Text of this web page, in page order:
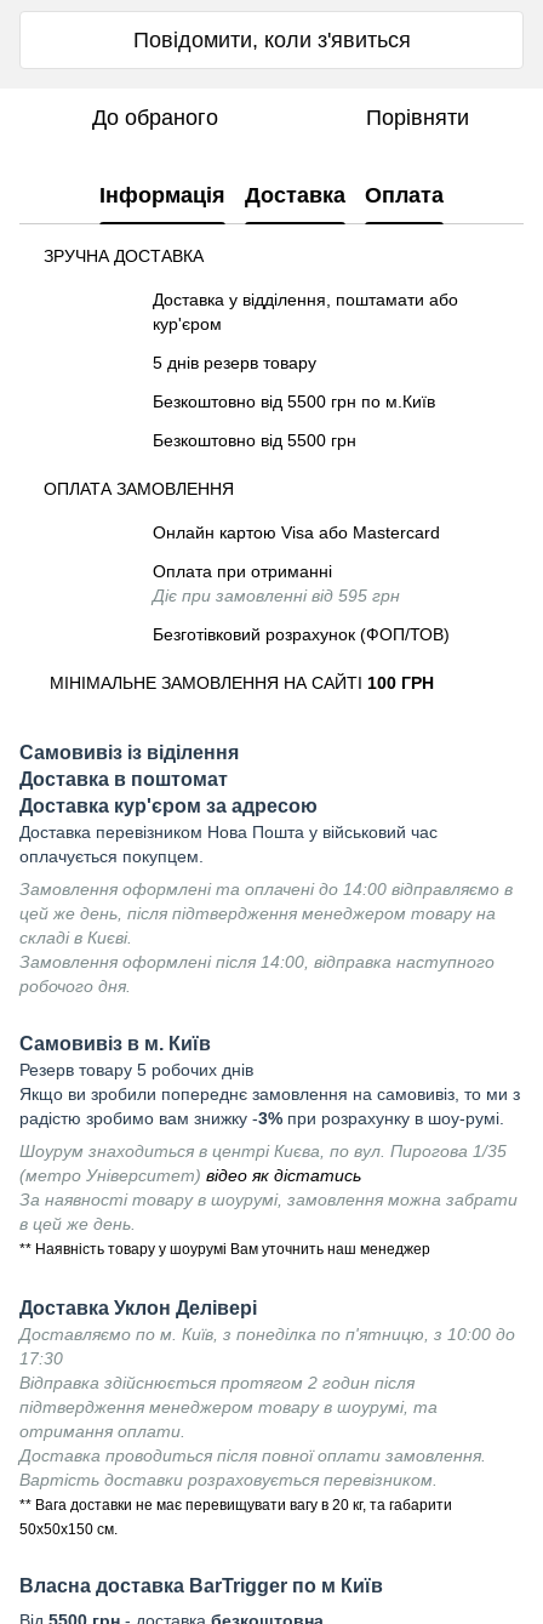
Повідомити, коли з'явиться
До обраного Порівняти
Інформація Доставка Оплата
ЗРУЧНА ДОСТАВКА
Доставка у відділення, поштамати або
кур'єром
5 днів резерв товару
Безкоштовно від 5500 грн по м.Київ
Безкоштовно від 5500 грн
ОПЛАТА ЗАМОВЛЕННЯ
Онлайн картою Visa або Mastercard
Оплата при отриманні
Діє при замовленні від 595 грн
Безготівковий розрахунок (ФОП/ТОВ)
МІНІМАЛЬНЕ ЗАМОВЛЕННЯ НА САЙТІ 100 ГРН
Самовивіз із віділення
Доставка в поштомат
Доставка кур'єром за адресою
Доставка перевізником Нова Пошта у військовий час
оплачується покупцем.
Замовлення оформлені та оплачені до 14:00 відправляємо в
цей же день, після підтвердження менеджером товару на
складі в Києві.
Замовлення оформлені після 14:00, відправка наступного
робочого дня.
Самовивіз в м. Київ
Резерв товару 5 робочих днів
Якщо ви зробили попереднє замовлення на самовивіз, то ми з
радістю зробимо вам знижку -3% при розрахунку в шоу-румі.
Шоурум знаходиться в центрі Києва, по вул. Пирогова 1/35
(метро Університет) відео як дістатись
За наявності товару в шоурумі, замовлення можна забрати
в цей же день.
** Наявність товару у шоурумі Вам уточнить наш менеджер
Доставка Уклон Делівері
Доставляємо по м. Київ, з понеділка по п'ятницю, з 10:00 до
17:30
Відправка здійснюється протягом 2 годин після
підтвердження менеджером товару в шоурумі, та
отримання оплати.
Доставка проводиться після повної оплати замовлення.
Вартість доставки розраховується перевізником.
** Вага доставки не має перевищувати вагу в 20 кг, та габарити
50х50х150 см.
Власна доставка BarTrigger по м Київ